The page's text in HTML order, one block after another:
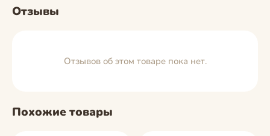
Отзывы
Отзывов об этом товаре пока нет.
Похожие товары